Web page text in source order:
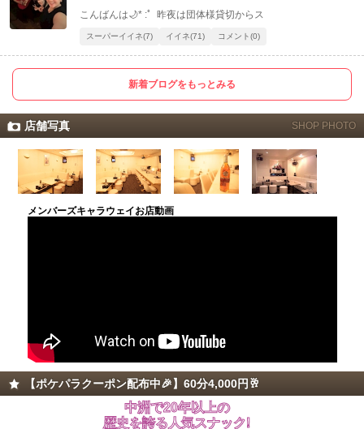
こんばんは🌙* :ﾟ 昨夜は団体様貸切からス
スーパーイイネ(7) イイネ(71) コメント(0)
新着ブログをもっとみる
店舗写真 SHOP PHOTO
メンバーズキャラウェイお店動画
【ポケパラクーポン配布中🎉】60分4,000円🥂
中洲で20年以上の
歴史を誇る人気スナック!